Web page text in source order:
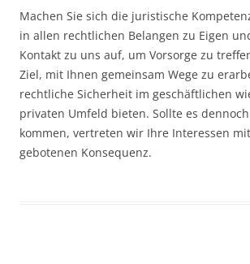
Machen Sie sich die juristische
in allen rechtlichen Belangen zu Eigen
Kontakt zu uns auf, um Vorsorge zu
Ziel, mit Ihnen gemeinsam Wege zu
rechtliche Sicherheit im geschäftlichen
privaten Umfeld bieten. Sollte es
kommen, vertreten wir Ihre Interessen
gebotenen Konsequenz.